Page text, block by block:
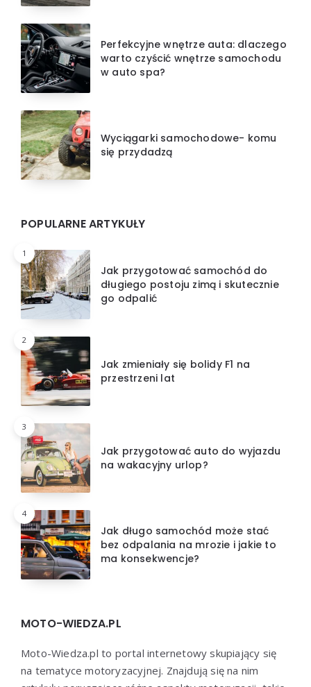
Perfekcyjne wnętrze auta: dlaczego
warto czyścić wnętrze samochodu
w auto spa?
Wyciągarki samochodowe- komu
się przydadzą
POPULARNE ARTYKUŁY
1
Jak przygotować samochód do
długiego postoju zimą i skutecznie
go odpalić
2
Jak zmieniały się bolidy F1 na
przestrzeni lat
3
Jak przygotować auto do wyjazdu
na wakacyjny urlop?
4
Jak długo samochód może stać
bez odpalania na mrozie i jakie to
ma konsekwencje?
MOTO-WIEDZA.PL
Moto-Wiedza.pl to portal internetowy skupiający się
na tematyce motoryzacyjnej. Znajdują się na nim